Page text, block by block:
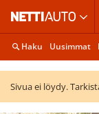
Haku Uusimmat
Sivua ei löydy.